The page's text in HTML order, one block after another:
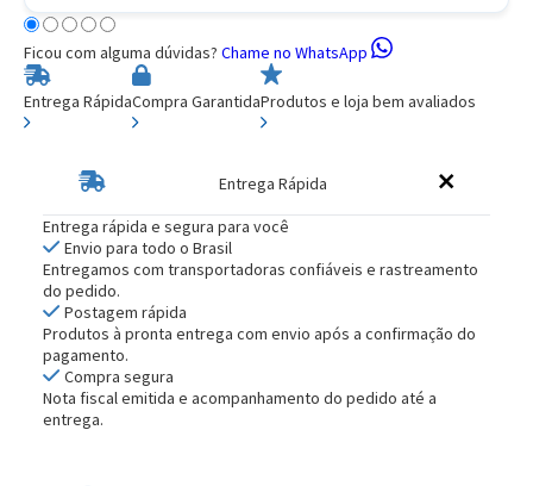
Ficou com alguma dúvidas? Chame no WhatsApp
Entrega RápidaCompra GarantidaProdutos e loja bem avaliados
Entrega Rápida
Entrega rápida e segura para você
Envio para todo o Brasil
Entregamos com transportadoras confiáveis e rastreamento
do pedido.
Postagem rápida
Produtos à pronta entrega com envio após a confirmação do
pagamento.
Compra segura
Nota fiscal emitida e acompanhamento do pedido até a
entrega.